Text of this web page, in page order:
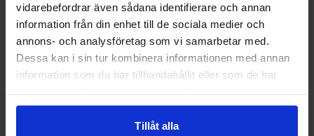
vidarebefordrar även sådana identifierare och annan
information från din enhet till de sociala medier och
annons- och analysföretag som vi samarbetar med.
Dessa kan i sin tur kombinera informationen med annan
information som du har tillhandahållit eller som de har
Tillåt alla